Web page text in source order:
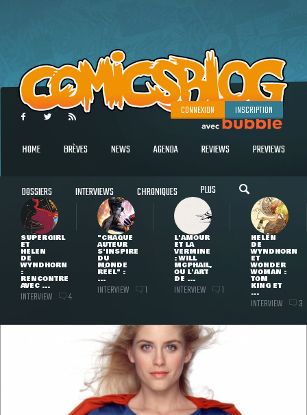
CONNEXION INSCRIPTION
HOME BRÈVES NEWS AGENDA REVIEWS PREVIEWS
DOSSIERS INTERVIEWS CHRONIQUES PLUS
SUPERGIRL
ET
HELEN
DE
WYNDHORN
:
RENCONTRE
AVEC ...
INTERVIEW 4
"CHAQUE
AUTEUR
S'INSPIRE
DU
MONDE
RÉEL" :
...
INTERVIEW 1
L'AMOUR
ET LA
VERMINE
: WILL
MCPHAIL,
OU L'ART
DE ...
INTERVIEW 1
HELEN
DE
WYNDHORN
ET
WONDER
WOMAN :
TOM
KING ET
...
INTERVIEW 3